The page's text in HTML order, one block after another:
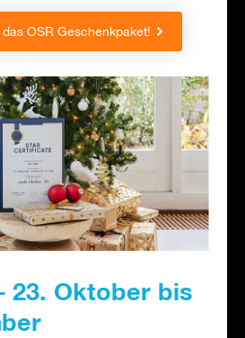
OSR Geschenkpaket!
23. Oktober bis